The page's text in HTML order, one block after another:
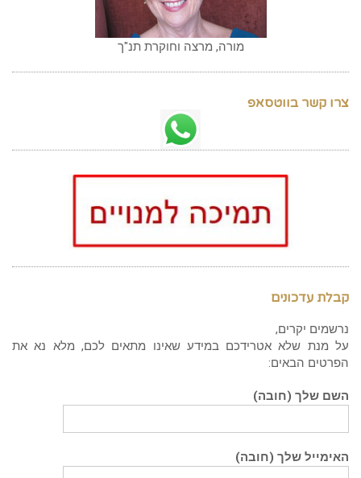
מורה, מרצה וחוקרת תנ"ך
צרו קשר בווטסאפ
קבלת עדכונים
נרשמים יקרים,
על מנת שלא אטרידכם במידע שאינו מתאים לכם, מלא נא את
הפרטים הבאים:
השם שלך (חובה)
האימייל שלך (חובה)